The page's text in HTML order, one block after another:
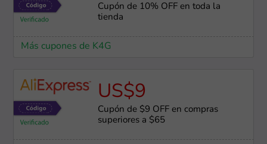
Cupón de 10% OFF en toda la
tienda
Más cupones de K4G
US$9
Cupón de $9 OFF en compras
superiores a $65